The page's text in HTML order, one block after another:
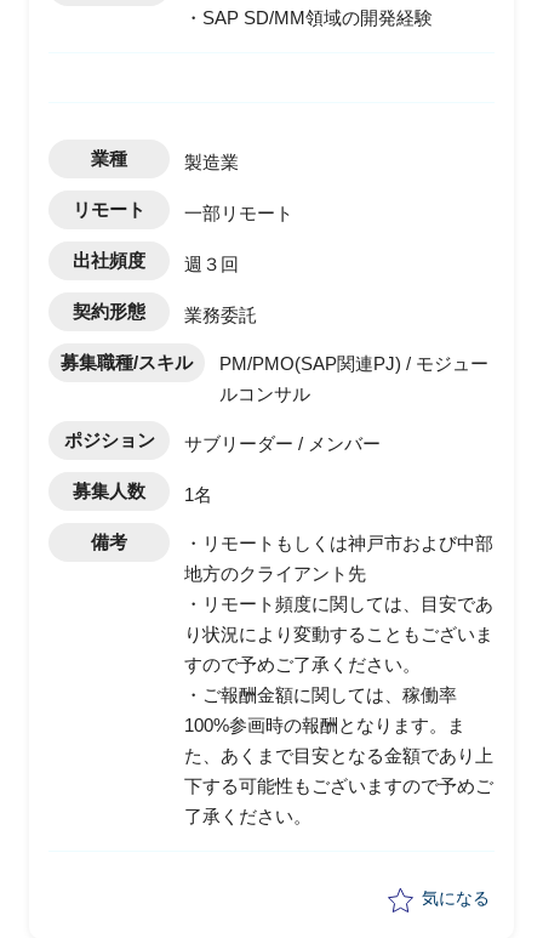
・SAP SD/MM領域の開発経験
業種 製造業
リモート 一部リモート
出社頻度 週３回
契約形態 業務委託
募集職種/スキル
PM/PMO(SAP関連PJ) / モジュー
ルコンサル
ポジション サブリーダー / メンバー
募集人数 1名
備考
・リモートもしくは神戸市および中部
地方のクライアント先
・リモート頻度に関しては、目安であ
り状況により変動することもございま
すので予めご了承ください。
・ご報酬金額に関しては、稼働率
100%参画時の報酬となります。ま
た、あくまで目安となる金額であり上
下する可能性もございますので予めご
了承ください。
気になる